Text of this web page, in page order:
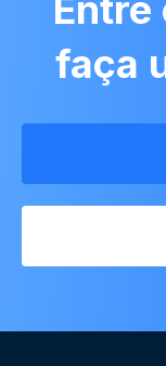
Entre
faça